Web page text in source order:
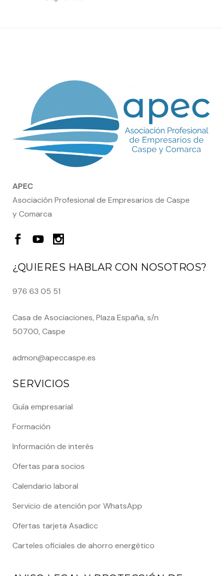
APEC
Asociación Profesional de Empresarios de Caspe
y Comarca
¿QUIERES HABLAR CON NOSOTROS?
976 63 05 51
Casa de Asociaciones, Plaza España, s/n
50700, Caspe
admon@apeccaspe.es
SERVICIOS
Guía empresarial
Formación
Información de interés
Ofertas para socios
Calendario laboral
Servicio de atención por WhatsApp
Ofertas tarjeta Asadicc
Carteles oficiales de ahorro energético